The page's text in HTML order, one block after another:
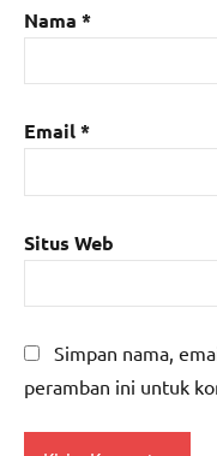
Nama *
Email*
Situs Web
Simpan nama,
peramban ini untuk